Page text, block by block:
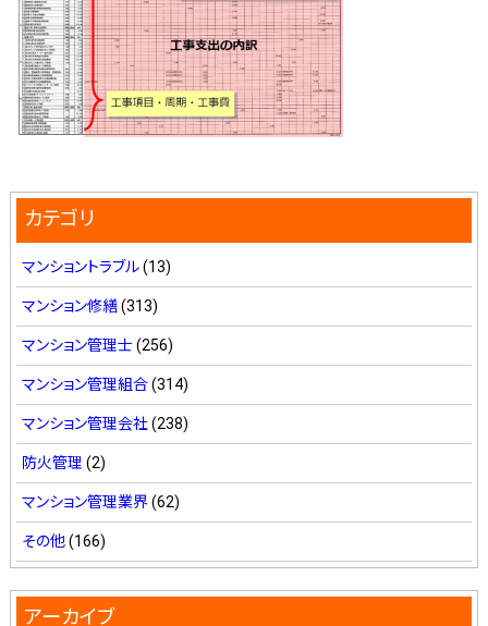
カテゴリ
マンショントラブル(13)
マンション修繕(313)
マンション管理士 (256)
マンション管理組合(314)
マンション管理会社 (238)
防火管理 (2)
マンション管理業界(62)
その他(166)
アーカイブ